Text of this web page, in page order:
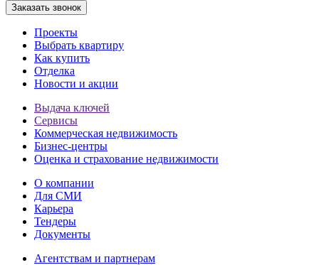
Заказать звонок
Проекты
Выбрать квартиру
Как купить
Отделка
Новости и акции
Выдача ключей
Сервисы
Коммерческая недвижимость
Бизнес-центры
Оценка и страхование недвижимости
О компании
Для СМИ
Карьера
Тендеры
Документы
Агентствам и партнерам